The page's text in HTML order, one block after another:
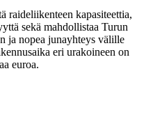
raideliikenteen kapasiteettia,
sekä mahdollistaa Turun
ja nopea junayhteys välille
eri urakoineen on
euroa.